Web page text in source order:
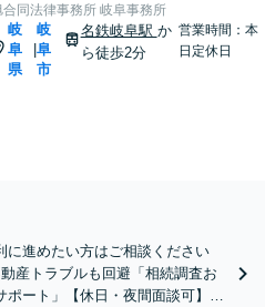
合同法律事務所 岐阜事務所
岐
阜
県
|
岐
阜
市
名鉄岐阜駅 か
ら徒歩2分
営業時間：本
日定休日
に進めたい方はご相談ください
産トラブルも回避「相続調査お
ート」【休日・夜間面談可】